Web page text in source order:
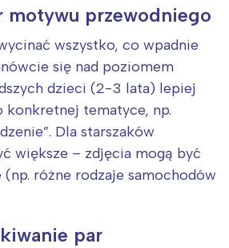
motywu przewodniego
wszystko, co wpadnie
się nad poziomem
dzieci (2-3 lata) lepiej
konkretnej tematyce, np.
Dla starszaków
większe – zdjęcia mogą być
różne rodzaje samochodów
par